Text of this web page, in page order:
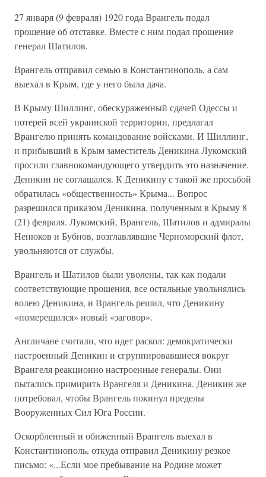
27 января (9 февраля) 1920 года Врангель подал
прошение об отставке. Вместе с ним подал прошение
генерал Шатилов.
Врангель отправил семью в Константинополь, а сам
выехал в Крым, где у него была дача.
В Крыму Шиллинг, обескураженный сдачей Одессы и
потерей всей украинской территории, предлагал
Врангелю принять командование войсками. И Шиллинг,
и прибывший в Крым заместитель Деникина Лукомский
просили главнокомандующего утвердить это назначение.
Деникин не соглашался. К Деникину с такой же просьбой
обратилась «общественность» Крыма... Вопрос
разрешился приказом Деникина, полученным в Крыму 8
(21) февраля. Лукомский, Врангель, Шатилов и адмиралы
Ненюков и Бубнов, возглавлявшие Черноморский флот,
увольняются от службы.
Врангель и Шатилов были уволены, так как подали
соответствующие прошения, все остальные увольнялись
волею Деникина, и Врангель решил, что Деникину
«померещился» новый «заговор».
Англичане считали, что идет раскол: демократически
настроенный Деникин и сгруппировавшиеся вокруг
Врангеля реакционно настроенные генералы. Они
пытались примирить Врангеля и Деникина. Деникин же
потребовал, чтобы Врангель покинул пределы
Вооруженных Сил Юга России.
Оскорбленный и обиженный Врангель выехал в
Константинополь, откуда отправил Деникину резкое
письмо: «...Если мое пребывание на Родине может